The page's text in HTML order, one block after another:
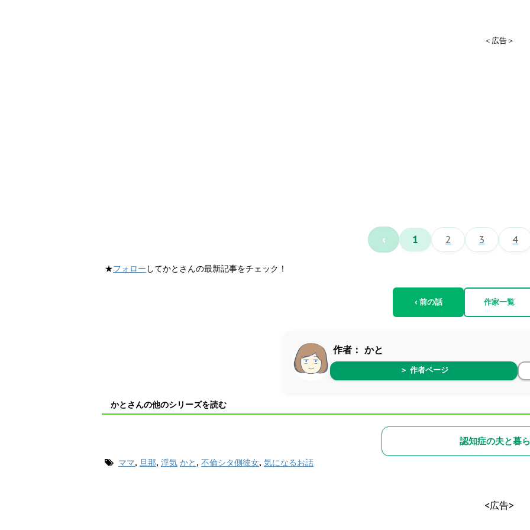
＜広告＞
‹ 1 2 3 4
★フォロー してかとさんの最新記事をチェック！
‹ 前の話 作家一覧
作者： かと
＞ 作者ページ
かとさんの他のシリーズを読む
認知症の夫と暮
ママ, 旦那, 浮気 かと , 不倫シタ側彼女, 気になるお話
<広告>